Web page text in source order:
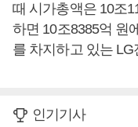
때 시가총액은 10조
하면 10조8385억 원
를 차지하고 있는
인기기사